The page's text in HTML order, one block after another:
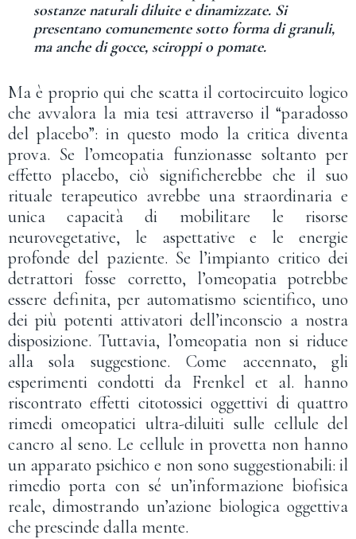
sostanze naturali diluite e dinamizzate. Si
presentano comunemente sotto forma di granuli,
ma anche di gocce, sciroppi o pomate.
Ma è proprio qui che scatta il cortocircuito logico
che avvalora la mia tesi attraverso il “paradosso
del placebo”: in questo modo la critica diventa
prova. Se l’omeopatia funzionasse soltanto per
effetto placebo, ciò significherebbe che il suo
rituale terapeutico avrebbe una straordinaria e
unica capacità di mobilitare le risorse
neurovegetative, le aspettative e le energie
profonde del paziente. Se l’impianto critico dei
detrattori fosse corretto, l’omeopatia potrebbe
essere definita, per automatismo scientifico, uno
dei più potenti attivatori dell’inconscio a nostra
disposizione. Tuttavia, l’omeopatia non si riduce
alla sola suggestione. Come accennato, gli
esperimenti condotti da Frenkel et al. hanno
riscontrato effetti citotossici oggettivi di quattro
rimedi omeopatici ultra-diluiti sulle cellule del
cancro al seno. Le cellule in provetta non hanno
un apparato psichico e non sono suggestionabili: il
rimedio porta con sé un’informazione biofisica
reale, dimostrando un’azione biologica oggettiva
che prescinde dalla mente.